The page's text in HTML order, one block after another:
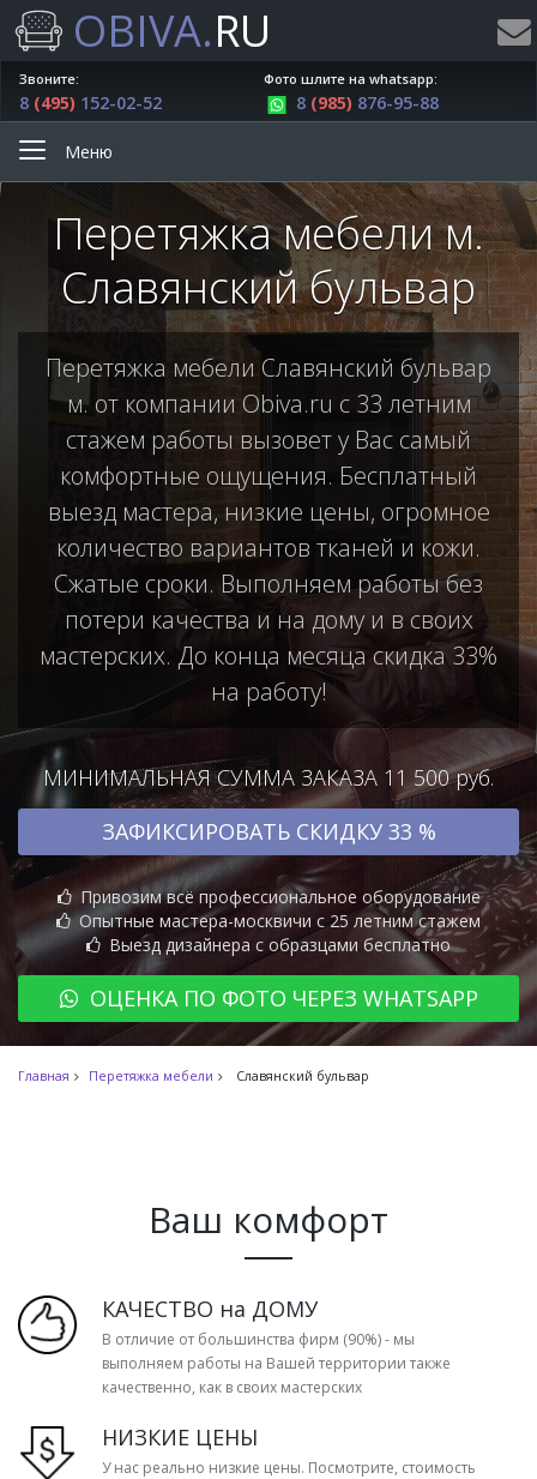
OBIVA.RU
Звоните:
8 (495) 152-02-52
Фото шлите на whatsapp:
8 (985) 876-95-88
Меню
Перетяжка мебели м.
Славянский бульвар
Перетяжка мебели Славянский бульвар
м. от компании Obiva.ru с 33 летним
стажем работы вызовет у Вас самый
комфортные ощущения. Бесплатный
выезд мастера, низкие цены, огромное
количество вариантов тканей и кожи.
Сжатые сроки. Выполняем работы без
потери качества и на дому и в своих
мастерских. До конца месяца скидка 33%
на работу!
МИНИМАЛЬНАЯ СУММА ЗАКАЗА 11 500 руб.
ЗАФИКСИРОВАТЬ СКИДКУ 33 %
Привозим всё профессиональное оборудование
Опытные мастера-москвичи с 25 летним стажем
Выезд дизайнера с образцами бесплатно
ОЦЕНКА ПО ФОТО ЧЕРЕЗ WHATSAPP
Главная Перетяжка мебели Славянский бульвар
Ваш комфорт
КАЧЕСТВО на ДОМУ
В отличие от большинства фирм (90%) - мы
выполняем работы на Вашей территории также
качественно, как в своих мастерских
НИЗКИЕ ЦЕНЫ
У нас реально низкие цены. Посмотрите, стоимость